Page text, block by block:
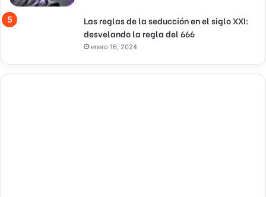
Las reglas de la seducción en el siglo XXI:
desvelando la regla del 666
enero 16, 2024